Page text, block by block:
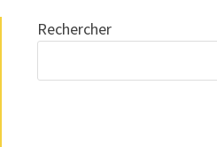
Rechercher